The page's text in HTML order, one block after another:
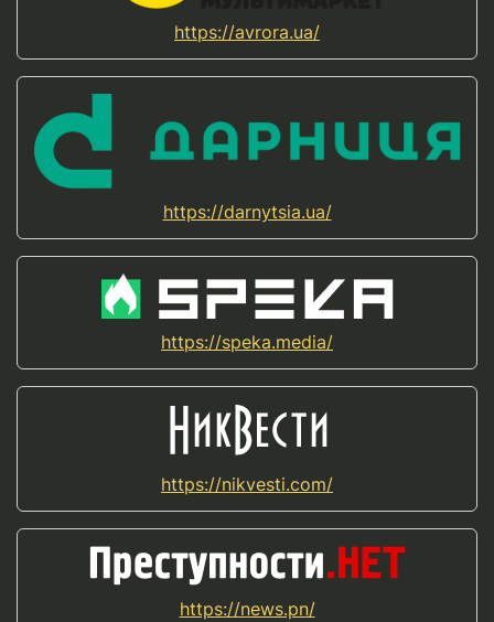
https://avrora.ua/
https://darnytsia.ua/
https://speka.media/
https://nikvesti.com/
https://news.pn/